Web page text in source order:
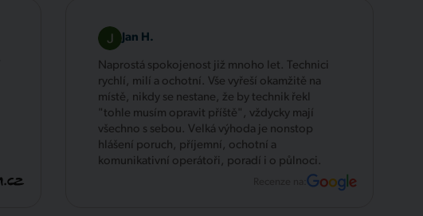
Jan H.
Naprostá spokojenost již mnoho let. Technici
rychlí, milí a ochotní. Vše vyřeší okamžitě na
místě, nikdy se nestane, že by technik řekl
"tohle musím opravit příště", vždycky mají
všechno s sebou. Velká výhoda je nonstop
hlášení poruch, příjemní, ochotní a
komunikativní operátoři, poradí i o půlnoci.
Recenze na: